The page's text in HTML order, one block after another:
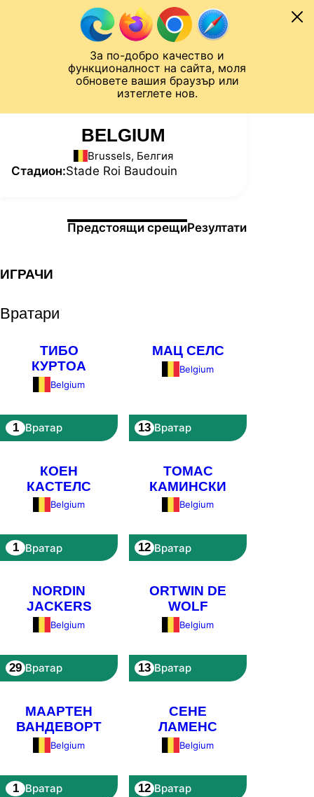
За по-добро качество и
функционалност на сайта, моля
обновете вашия браузър или
изтеглете нов.
Към съдържанието
Лига на Конференциите
СТАТИСТИКИ
BELGIUM
Brussels, Белгия
Стадион:Stade Roi Baudouin
Информация за мачаПредстоящи срещиРезултати
ИГРАЧИ
Вратари
ТИБО
КУРТОА
Belgium
1 Вратар
МАЦ СЕЛС
Belgium
13 Вратар
КОЕН
КАСТЕЛС
Belgium
1 Вратар
ТОМАС
КАМИНСКИ
Belgium
12 Вратар
NORDIN
JACKERS
Belgium
29 Вратар
ORTWIN DE
WOLF
Belgium
13 Вратар
МААРТЕН
ВАНДЕВОРТ
Belgium
1 Вратар
СЕНЕ
ЛАМЕНС
Belgium
12 Вратар